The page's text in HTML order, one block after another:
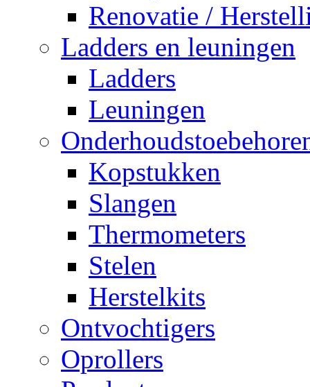
Renovatie /
Ladders en leuningen
Ladders
Leuningen
Kopstukken
Slangen
Thermometers
Stelen
Herstelkits
Ontvochtigers
Oprollers